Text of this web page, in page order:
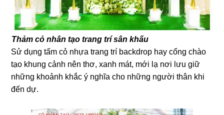
Thảm cỏ nhân tạo trang trí sân khấu
Sử dụng tấm cỏ nhựa trang trí backdrop hay cổng chào
tạo khung cảnh nên thơ, xanh mát, mới lạ nơi lưu giữ
những khoảnh khắc ý nghĩa cho những người thân khi
đến dự.